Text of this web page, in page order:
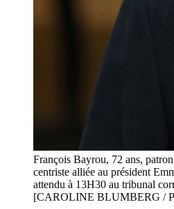
François Bayrou, 72 ans,
centriste alliée au président
attendu à 13H30 au tribunal
[CAROLINE BLUMBERG /